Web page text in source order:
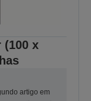
(100 x
artigo em